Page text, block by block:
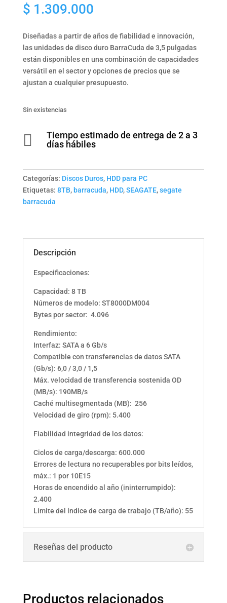
$ 1.309.000
Diseñadas a partir de años de fiabilidad e innovación,
las unidades de disco duro BarraCuda de 3,5 pulgadas
están disponibles en una combinación de capacidades
versátil en el sector y opciones de precios que se
ajustan a cualquier presupuesto.
Sin existencias

Tiempo estimado de entrega de 2 a 3
días hábiles
Categorías: Discos Duros, HDD para PC
Etiquetas: 8TB, barracuda, HDD,SEAGATE,segate
barracuda
Descripción
Especificaciones:
Capacidad: 8 TB
Números de modelo: ST8000DM004
Bytes por sector: 4.096
Rendimiento:
Interfaz: SATA a 6 Gb/s
Compatible con transferencias de datos SATA
(Gb/s): 6,0 / 3,0 / 1,5
Máx. velocidad de transferencia sostenida OD
(MB/s): 190MB/s
Caché multisegmentada (MB): 256
Velocidad de giro (rpm): 5.400
Fiabilidad integridad de los datos:
Ciclos de carga/descarga: 600.000
Errores de lectura no recuperables por bits leídos,
máx.: 1 por 10E15
Horas de encendido al año (ininterrumpido):
2.400
Límite del índice de carga de trabajo (TB/año): 55
Reseñas del producto
Productos relacionados